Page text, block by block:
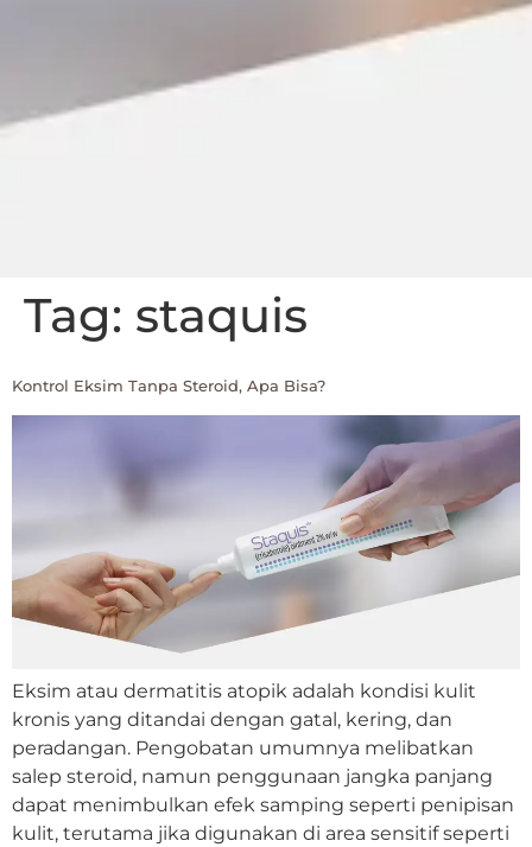
Tag: staquis
Kontrol Eksim Tanpa Steroid, Apa Bisa?
Eksim atau dermatitis atopik adalah kondisi kulit
kronis yang ditandai dengan gatal, kering, dan
peradangan. Pengobatan umumnya melibatkan
salep steroid, namun penggunaan jangka panjang
dapat menimbulkan efek samping seperti penipisan
kulit, terutama jika digunakan di area sensitif seperti